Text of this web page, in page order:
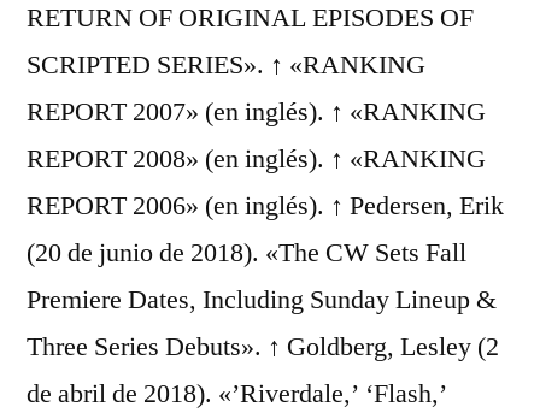
RETURN OF ORIGINAL EPISODES OF
SCRIPTED SERIES». ↑ «RANKING
REPORT 2007» (en inglés). ↑ «RANKING
REPORT 2008» (en inglés). ↑ «RANKING
REPORT 2006» (en inglés). ↑ Pedersen, Erik
(20 de junio de 2018). «The CW Sets Fall
Premiere Dates, Including Sunday Lineup &
Three Series Debuts». ↑ Goldberg, Lesley (2
de abril de 2018). «’Riverdale,’ ‘Flash,’